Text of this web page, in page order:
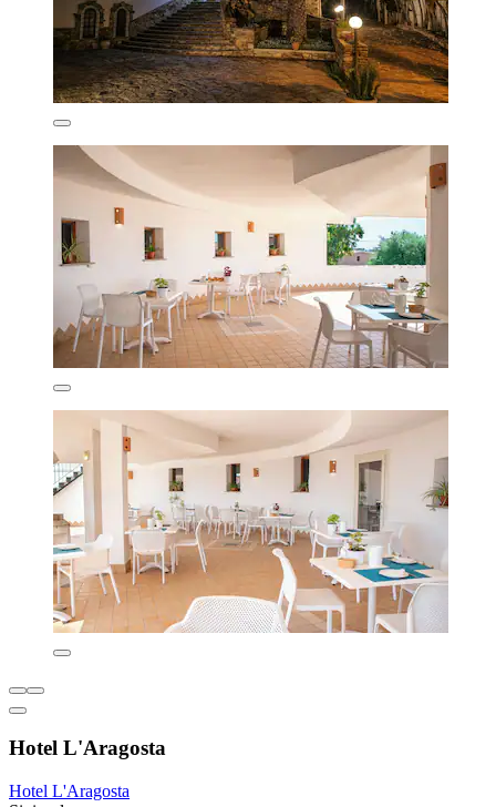
Hotel L'Aragosta
Hotel L'Aragosta